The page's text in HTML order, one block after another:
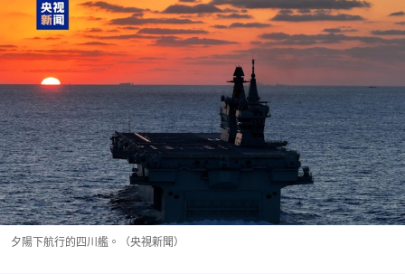
夕陽下航行的四川艦。（央視新聞）